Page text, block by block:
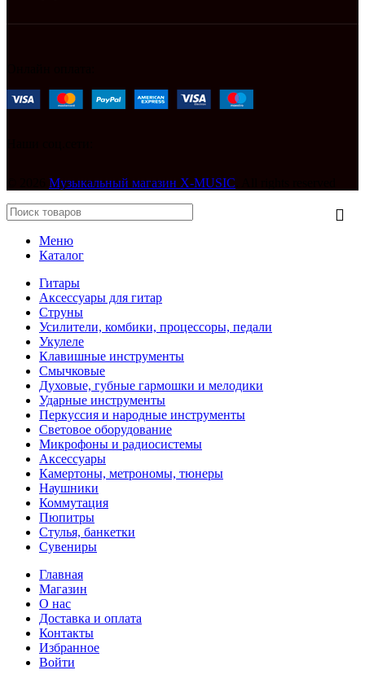
Музыкальный магазин X-MUSIC
Меню
Каталог
Гитары
Аксессуары для гитар
Струны
Усилители, комбики, процессоры, педали
Укулеле
Клавишные инструменты
Смычковые
Духовые, губные гармошки и мелодики
Ударные инструменты
Перкуссия и народные инструменты
Световое оборудование
Микрофоны и радиосистемы
Аксессуары
Камертоны, метрономы, тюнеры
Наушники
Коммутация
Пюпитры
Стулья, банкетки
Сувениры
Главная
Магазин
О нас
Доставка и оплата
Контакты
Избранное
Войти